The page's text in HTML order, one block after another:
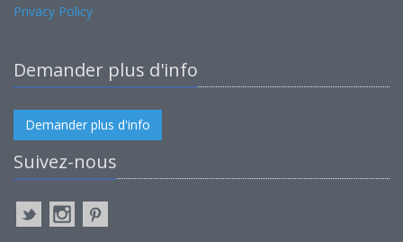
Privacy Policy
Demander plus d'info
Demander plus d'info
Suivez-nous